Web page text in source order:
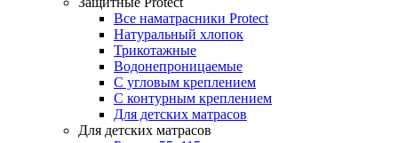
Все наматрасники Protect
Натуральный хлопок
Трикотажные
Водонепроницаемые
С угловым креплением
С контурным креплением
Для детских матрасов
Для детских матрасов